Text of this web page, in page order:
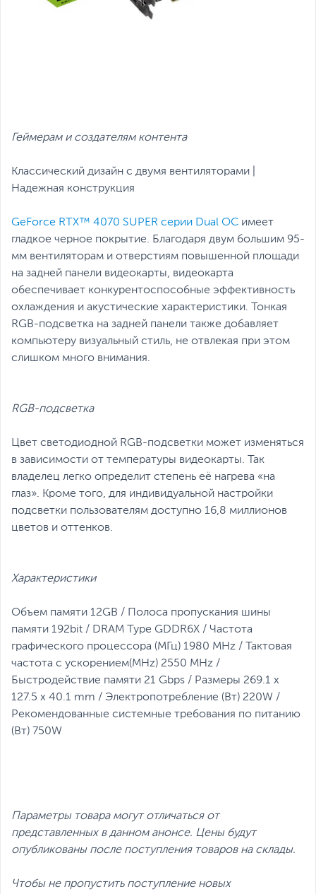
Геймерам и создателям контента
Классический дизайн с двумя вентиляторами |
Надежная конструкция
GeForce RTX™ 4070 SUPER серии Dual OC имеет
гладкое черное покрытие. Благодаря двум большим 95-
мм вентиляторам и отверстиям повышенной площади
на задней панели видеокарты, видеокарта
обеспечивает конкурентоспособные эффективность
охлаждения и акустические характеристики. Тонкая
RGB-подсветка на задней панели также добавляет
компьютеру визуальный стиль, не отвлекая при этом
слишком много внимания.
RGB-подсветка
Цвет светодиодной RGB-подсветки может изменяться
в зависимости от температуры видеокарты. Так
владелец легко определит степень её нагрева «на
глаз». Кроме того, для индивидуальной настройки
подсветки пользователям доступно 16,8 миллионов
цветов и оттенков.
Характеристики
Объем памяти 12GB / Полоса пропускания шины
памяти 192bit / DRAM Type GDDR6X / Частота
графического процессора (МГц) 1980 MHz / Тактовая
частота с ускорением(MHz) 2550 MHz /
Быстродействие памяти 21 Gbps / Размеры 269.1 x
127.5 x 40.1 mm / Электропотребление (Вт) 220W /
Рекомендованные системные требования по питанию
(Вт) 750W
Параметры товара могут отличаться от
представленных в данном анонсе. Цены будут
опубликованы после поступления товаров на склады.
Чтобы не пропустить поступление новых